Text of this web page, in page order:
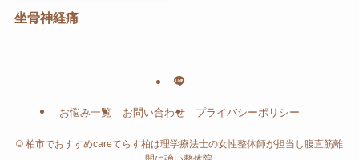
坐骨神経痛
お悩み一覧 お問い合わせ プライバシーポリシー
© 柏市でおすすめcareてらす柏は理学療法士の女性整体師が担当し腹直筋離